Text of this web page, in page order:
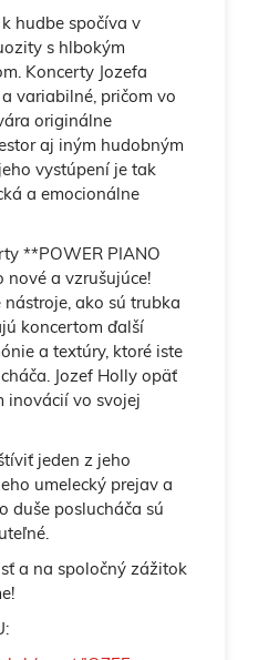
hudbe spočíva v
s hlbokým
Koncerty Jozefa
variabilné, pričom vo
originálne
aj iným hudobným
vystúpení je tak
a emocionálne
**POWER PIANO
nové a vzrušujúce!
ako sú trubka
koncertom ďalší
a textúry, ktoré iste
Jozef Holly opäť
inovácií vo svojej
jeden z jeho
umelecký prejav a
duše poslucháča sú
a na spoločný zážitok